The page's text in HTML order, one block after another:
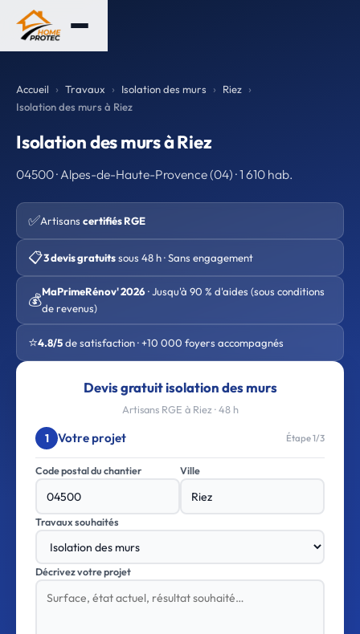
Accueil Travaux Isolation des murs
Riez
Isolation des murs à Riez
Isolation des murs à Riez
04500 · Alpes-de-Haute-Provence (04) · 1 610 hab.
✅Artisans certifiés RGE
📋3 devis gratuitssous 48 h · Sans engagement
💰MaPrimeRénov' 2026· Jusqu'à 90 % d'aides (sous conditions
de revenus)
⭐4.8/5de satisfaction · +10 000 foyers accompagnés
Devis gratuit isolation des murs
Artisans RGE à Riez · 48 h
1 Votre projet Étape 1/3
Code postal du chantier Ville
Travaux souhaités
Décrivez votre projet